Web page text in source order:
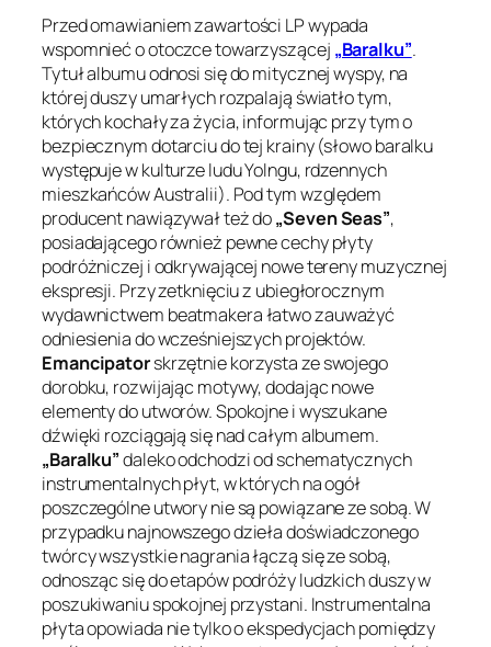
Przed omawianiem zawartości LP wypada
wspomnieć o otoczce towarzyszącej „Baralku”.
Tytuł albumu odnosi się do mitycznej wyspy, na
której duszy umarłych rozpalają światło tym,
których kochały za życia, informując przy tym o
bezpiecznym dotarciu do tej krainy (słowobaralku
występuje w kulturze ludu Yolngu, rdzennych
mieszkańców Australii). Pod tym względem
producent nawiązywał też do„Seven Seas”,
posiadającego również pewne cechy płyty
podróżniczej i odkrywającej nowe tereny muzycznej
ekspresji. Przy zetknięciu z ubiegłorocznym
wydawnictwem beatmakera łatwo zauważyć
odniesienia do wcześniejszych projektów.
Emancipatorskrzętnie korzysta ze swojego
dorobku, rozwijając motywy, dodając nowe
elementy do utworów. Spokojne i wyszukane
dźwięki rozciągają się nad całym albumem.
„Baralku”daleko odchodzi od schematycznych
instrumentalnych płyt, w których na ogół
poszczególne utwory nie są powiązane ze sobą. W
przypadku najnowszego dzieła doświadczonego
twórcy wszystkie nagrania łączą się ze sobą,
odnosząc się do etapów podróży ludzkich duszy w
poszukiwaniu spokojnej przystani. Instrumentalna
płyta opowiada nie tylko o ekspedycjach pomiędzy